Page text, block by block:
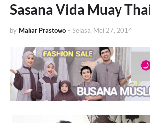
Sasana Vida Muay
by Mahar Prastowo - Selasa, Mei 27, 2014